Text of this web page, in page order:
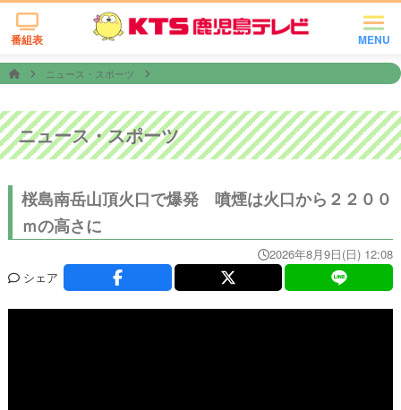
MENU
番組表
ニュース・スポーツ
ニュース・スポーツ
桜島南岳山頂火口で爆発 噴煙は火口から２２００
ｍの高さに
2026年8月9日(日) 12:08
シェア